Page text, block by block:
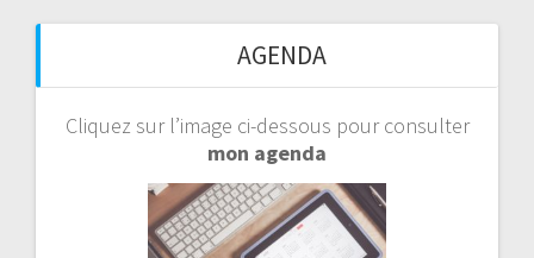
AGENDA
Cliquez sur l’image ci-dessous pour consulter
mon agenda